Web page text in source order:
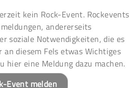
kein Rock-Event. Rockevents
andererseits
soziale Notwendigkeiten, die es
diesem Fels etwas Wichtiges
hier eine Meldung dazu machen.
Event melden